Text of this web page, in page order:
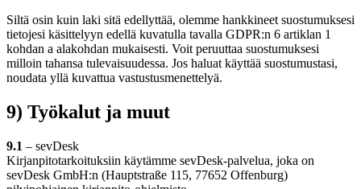
Siltä osin kuin laki sitä edellyttää, olemme hankkineet suostumuksesi
tietojesi käsittelyyn edellä kuvatulla tavalla GDPR:n 6 artiklan 1
kohdan a alakohdan mukaisesti. Voit peruuttaa suostumuksesi
milloin tahansa tulevaisuudessa. Jos haluat käyttää suostumustasi,
noudata yllä kuvattua vastustusmenettelyä.
9) Työkalut ja muut
9.1 – sevDesk
Kirjanpitotarkoituksiin käytämme sevDesk-palvelua, joka on
sevDesk GmbH:n (Hauptstraße 115, 77652 Offenburg)